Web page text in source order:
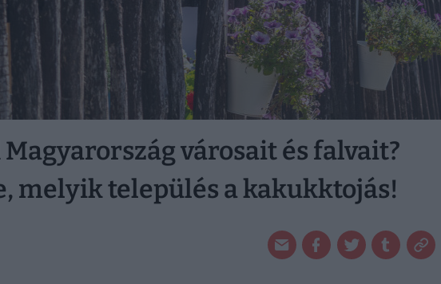
városait és falvait?
melyik település a kakukktojás!